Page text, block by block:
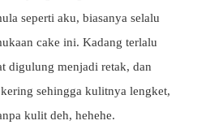
seperti aku, biasanya selalu
cake ini. Kadang terlalu
digulung menjadi retak, dan
sehingga kulitnya lengket,
kulit deh, hehehe.